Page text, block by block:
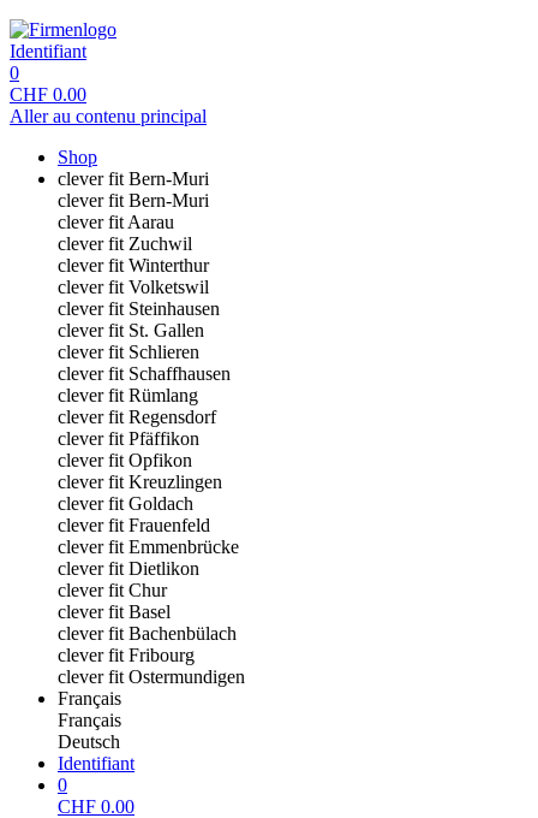
Identifiant
0
CHF 0.00
Aller au contenu principal
Shop
clever fit Bern-Muri
clever fit Bern-Muri
clever fit Aarau
clever fit Zuchwil
clever fit Winterthur
clever fit Volketswil
clever fit Steinhausen
clever fit St. Gallen
clever fit Schlieren
clever fit Schaffhausen
clever fit Rümlang
clever fit Regensdorf
clever fit Pfäffikon
clever fit Opfikon
clever fit Kreuzlingen
clever fit Goldach
clever fit Frauenfeld
clever fit Emmenbrücke
clever fit Dietlikon
clever fit Chur
clever fit Basel
clever fit Bachenbülach
clever fit Fribourg
clever fit Ostermundigen
Français
Français
Deutsch
Identifiant
0
CHF 0.00